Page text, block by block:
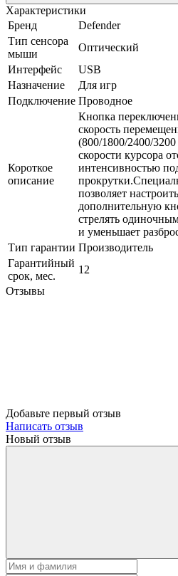
Характеристики
Бренд
Defender
Тип сенсора
мыши
Оптический
Интерфейс
USB
Назначение
Для игр
Подключение Проводное
Короткое
описание
Кнопка
скорость
(800/1800/2400/
скорости курсора
интенсивностью
позволяет
дополнительную
стрелять
и уменьшает
Тип гарантии Производитель
Гарантийный
срок, мес.
12
Отзывы
Добавьте первый отзыв
Написать отзыв
Новый отзыв